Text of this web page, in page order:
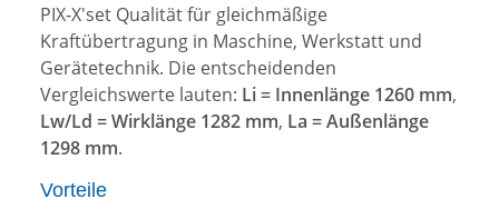
PIX-X'set Qualität für gleichmäßige
Kraftübertragung in Maschine, Werkstatt und
Gerätetechnik. Die entscheidenden
Vergleichswerte lauten: Li = Innenlänge 1260 mm,
Lw/Ld = Wirklänge 1282 mm, La = Außenlänge
1298 mm.
Vorteile